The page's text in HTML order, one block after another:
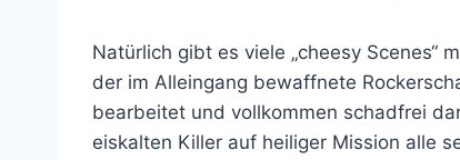
Natürlich gibt es viele „cheesy Scenes“
der im Alleingang bewaffnete
bearbeitet und vollkommen schadfrei
eiskalten Killer auf heiliger Mission alle